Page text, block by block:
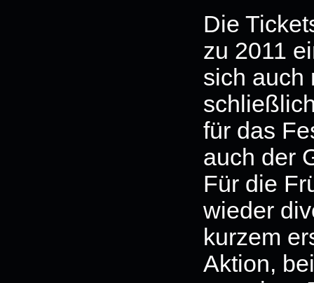
Die
zu 2011
sich auch
für das
auch der
Für die
wieder
kurzem
Aktion,